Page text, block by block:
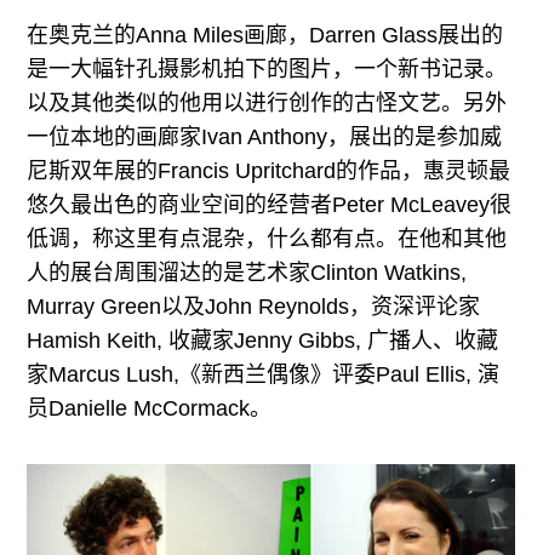
在奥克兰的Anna Miles画廊，Darren Glass展出的
是一大幅针孔摄影机拍下的图片，一个新书记录。
以及其他类似的他用以进行创作的古怪文艺。另外
一位本地的画廊家Ivan Anthony，展出的是参加威
尼斯双年展的Francis Upritchard的作品，惠灵顿最
悠久最出色的商业空间的经营者Peter McLeavey很
低调，称这里有点混杂，什么都有点。在他和其他
人的展台周围溜达的是艺术家Clinton Watkins,
Murray Green以及John Reynolds，资深评论家
Hamish Keith, 收藏家Jenny Gibbs, 广播人、收藏
家Marcus Lush,《新西兰偶像》评委Paul Ellis, 演
员Danielle McCormack。